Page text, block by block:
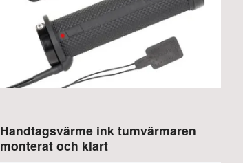
Handtagsvärme ink tumvärmaren
monterat och klart